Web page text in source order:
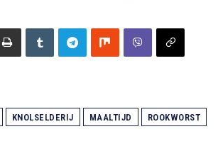
KNOLSELDERIJ MAALTIJD
ROOKWORST